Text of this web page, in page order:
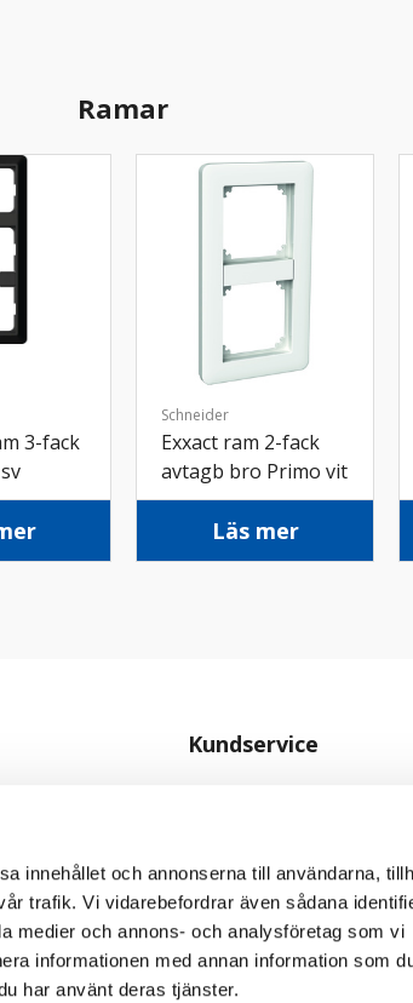
innehållet och annonserna till användarna,
trafik. Vi vidarebefordrar även sådana
medier och annons- och analysföretag som vi
informationen med annan information som
har använt deras tjänster.
Ramar
3-fack
Schneider
Exxact ram 2-fack
avtagb bro Primo vit
Läs mer
Kundservice
Personuppgiftspolicy
Cookiepolicy